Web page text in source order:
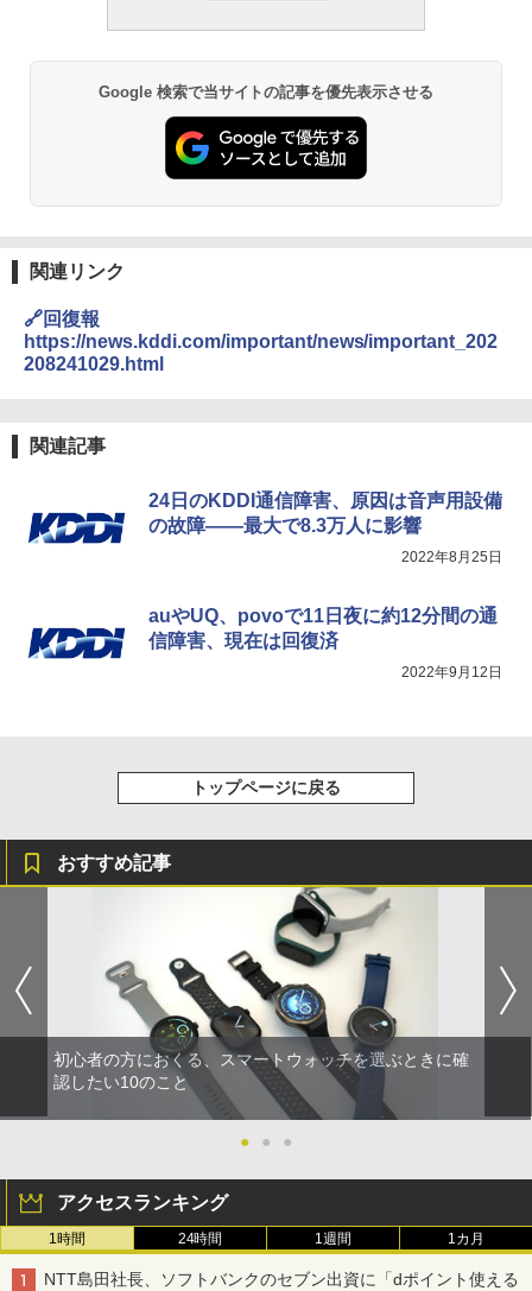
Google 検索で当サイトの記事を優先表示させる
関連リンク
🔗回復報
https://news.kddi.com/important/news/important_202
208241029.html
関連記事
24日のKDDI通信障害、原因は音声用設備
の故障――最大で8.3万人に影響
2022年8月25日
auやUQ、povoで11日夜に約12分間の通
信障害、現在は回復済
2022年9月12日
トップページに戻る
おすすめ記事
初心者の方におくる、スマートウォッチを選ぶときに確
認したい10のこと
● ● ●
アクセスランキング
1時間 24時間 1週間 1カ月
NTT島田社長、ソフトバンクのセブン出資に「dポイント使える